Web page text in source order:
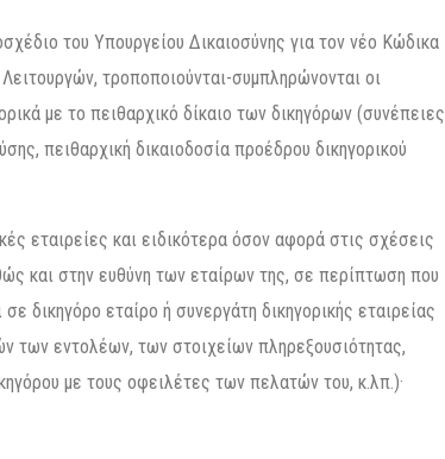
του Υπουργείου Δικαιοσύνης για τον νέο Κώδικα
τροποποιούνται-συμπληρώνονται οι
με το πειθαρχικό δίκαιο των δικηγόρων (συνέπειες
πειθαρχική δικαιοδοσία προέδρου δικηγορικού
εταιρείες και ειδικότερα όσον αφορά στις σχέσεις
και στην ευθύνη των εταίρων της, σε περίπτωση που
δικηγόρο εταίρο ή συνεργάτη δικηγορικής εταιρείας
των εντολέων, των στοιχείων πληρεξουσιότητας,
με τους οφειλέτες των πελατών του, κ.λπ.)·